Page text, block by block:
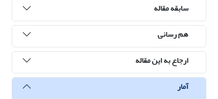
سابقه مقاله
هم رسانی
ارجاع به این مقاله
آمار